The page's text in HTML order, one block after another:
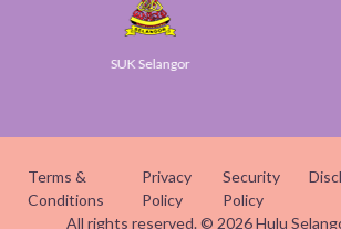
SUK Selangor
Terms &
Conditions
Privacy
Policy
Security
Policy
All rights reserved. © 2026 Hulu